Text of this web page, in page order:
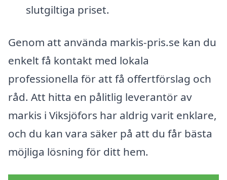
slutgiltiga priset.
Genom att använda markis-pris.se kan du
enkelt få kontakt med lokala
professionella för att få offertförslag och
råd. Att hitta en pålitlig leverantör av
markis i Viksjöfors har aldrig varit enklare,
och du kan vara säker på att du får bästa
möjliga lösning för ditt hem.